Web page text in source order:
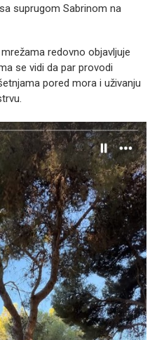
suprugom Sabrinom na
redovno objavljuje
se vidi da par provodi
pored mora i uživanju